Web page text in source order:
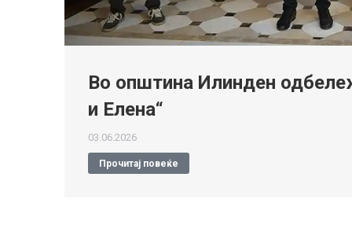
Во општина Илинден
и Елена“
03.06.2026
Прочитај повеќе